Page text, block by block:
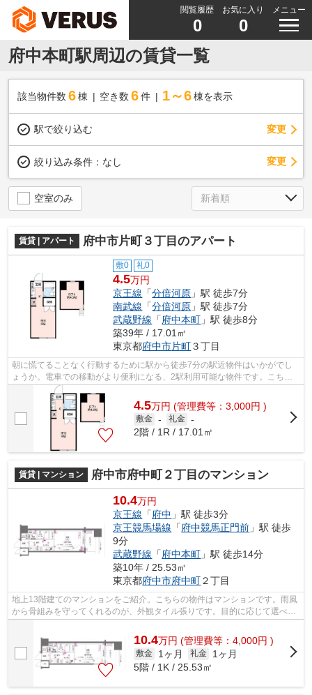
閲覧履歴
0
お気に入り
0
メニュー
府中本町駅周辺の賃貸一覧
該当物件数 6棟 空き数 6 件 1～6 棟を表示
駅で絞り込む 変更
絞り込み条件： なし 変更
空室のみ
賃貸 | アパート 府中市片町３丁目のアパート
敷0 礼0
4.5万円
京王線 「分倍河原 」駅 徒歩7分
南武線 「分倍河原 」駅 徒歩7分
武蔵野線 「府中本町 」駅 徒歩8分
築39年 / 17.01㎡
東京都府中市片町３丁目
朝に慌てることなく行動するために駅から徒歩7分の駅近物件はいかがでし
ょうか。電車での移動がより便利になる、2駅利用可能な物件です。こちら
の物件はアパートです。最上階の物件で...
4.5万円 (管理費等：3,000円 )
敷金 - 礼金 -
2階 / 1R / 17.01㎡
賃貸 | マンション 府中市府中町２丁目のマンション
10.4万円
京王線 「府中 」駅 徒歩3分
京王競馬場線 「府中競馬正門前 」駅 徒歩
9分
武蔵野線 「府中本町 」駅 徒歩14分
築10年 / 25.53㎡
東京都府中市府中町２丁目
地上13階建てのマンションをご紹介。こちらの物件はマンションです。雨風
から骨組みを守ってくれるのが、外観タイル張りです。目的に応じて選べる
10.4万円 (管理費等：4,000円 )
敷金 1ヶ月 礼金
1ヶ月
5階 / 1K / 25.53㎡